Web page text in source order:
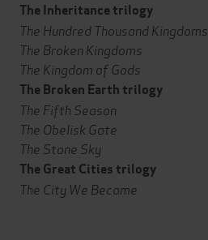
The Inheritance trilogy
The Hundred Thousand Kingdoms
The Broken Kingdoms
The Kingdom of Gods
The Broken Earth trilogy
The Fifth Season
The Obelisk Gate
The Stone Sky
The Great Cities trilogy
The City We Became